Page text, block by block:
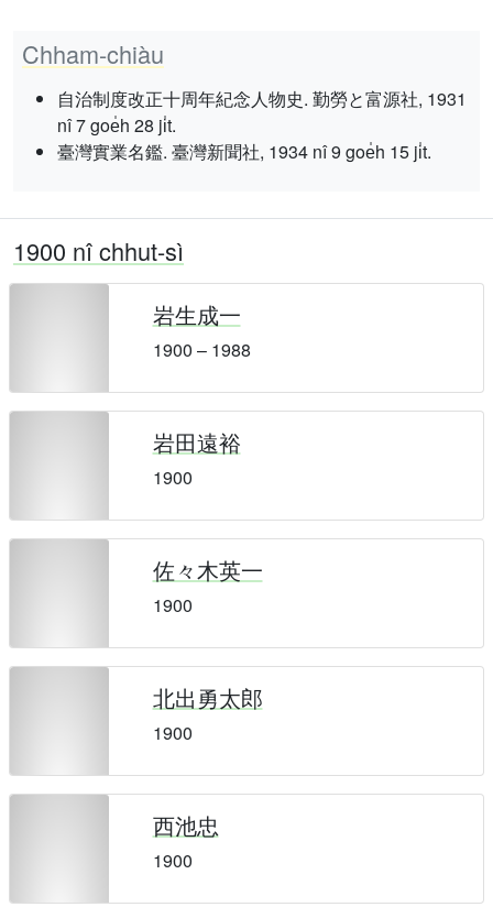
Chham-chiàu
自治制度改正十周年紀念人物史. 勤勞と富源社, 1931
nî 7 goe̍h 28 ji̍t.
臺灣實業名鑑. 臺灣新聞社, 1934 nî 9 goe̍h 15 ji̍t.
1900 nî chhut-sì
岩生成一
1900 – 1988
岩田遠裕
1900
佐々木英一
1900
北出勇太郎
1900
西池忠
1900